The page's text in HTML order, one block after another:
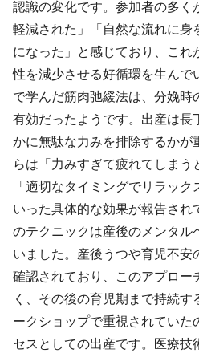
認識の変化です。参加者の多く
軽減された」「自然な流れに身
になった」と感じており、これ
性を減少させる好循環を生んで
で学んだ筋肉弛緩法は、分娩時
有効だったようです。出産は長
かに無駄な力みを排除するかが
らは「力みすぎて疲れてしまう
「適切なタイミングでリラッ
いった具体的な効果が報告され
のテクニックは産後のメンタル
いました。産後うつや育児不安
確認されており、このアプロー
く、その後の育児期まで持続す
ークショップで重視されていた
セスとしての出産です。医療技